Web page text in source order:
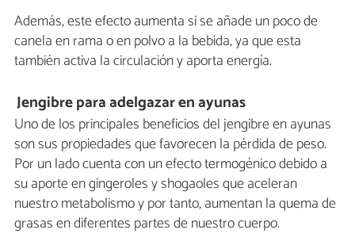
Además, este efecto aumenta si se añade un poco de
canela en rama o en polvo a la bebida, ya que esta
también activa la circulación y aporta energía.
Jengibre para adelgazar en ayunas
Uno de los principales beneficios del jengibre en ayunas
son sus propiedades que favorecen la pérdida de peso.
Por un lado cuenta con un efecto termogénico debido a
su aporte en gingeroles y shogaoles que aceleran
nuestro metabolismo y por tanto, aumentan la quema de
grasas en diferentes partes de nuestro cuerpo.